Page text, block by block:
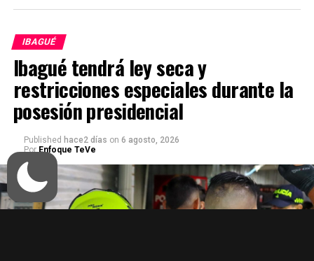
IBAGUÉ
Ibagué tendrá ley seca y
restricciones especiales durante la
posesión presidencial
Published hace2 días on 6 agosto, 2026
Por Enfoque TeVe